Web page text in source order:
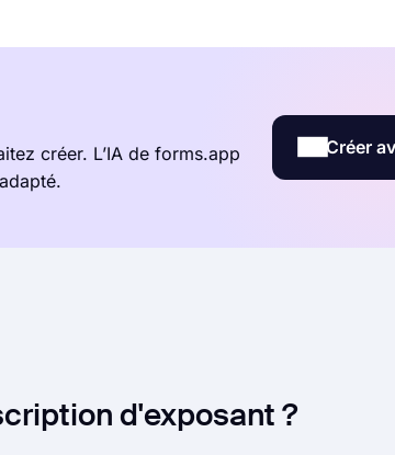
créer. L’IA de forms.app
Créer
d'exposant ?